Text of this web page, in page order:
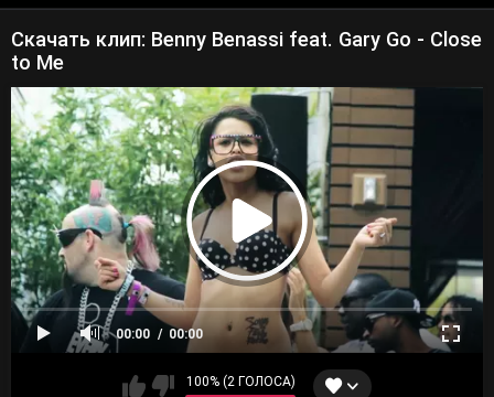
Скачать клип: Benny Benassi feat. Gary Go - Close
to Me
00:00 00:00
100% (2 ГОЛОСА)